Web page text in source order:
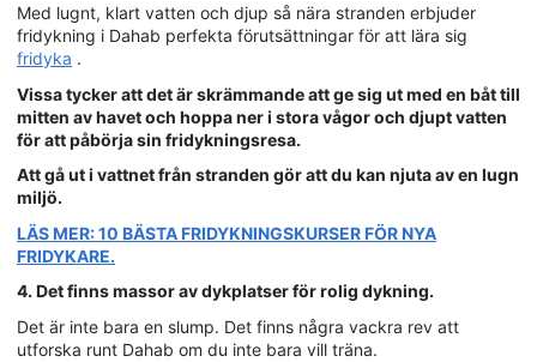
Med lugnt, klart vatten och djup så nära stranden erbjuder
fridykning i Dahab perfekta förutsättningar för att lära sig
fridyka .
Vissa tycker att det är skrämmande att ge sig ut med en båt till
mitten av havet och hoppa ner i stora vågor och djupt vatten
för att påbörja sin fridykningsresa.
Att gå ut i vattnet från stranden gör att du kan njuta av en lugn
miljö.
LÄS MER: 10 BÄSTA FRIDYKNINGSKURSER FÖR NYA
FRIDYKARE.
4. Det finns massor av dykplatser för rolig dykning.
Det är inte bara en slump. Det finns några vackra rev att
utforska runt Dahab om du inte bara vill träna.